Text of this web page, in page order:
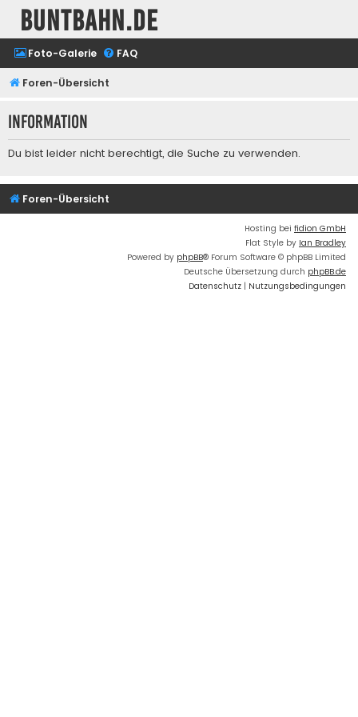
buntbahn.de
Foto-Galerie FAQ
Foren-Übersicht
Information
Du bist leider nicht berechtigt, die Suche zu verwenden.
Foren-Übersicht
Hosting bei fidion GmbH
Flat Style by Ian Bradley
Powered by phpBB® Forum Software © phpBB Limited
Deutsche Übersetzung durch phpBB.de
Datenschutz | Nutzungsbedingungen